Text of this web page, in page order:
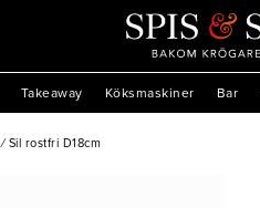
Takeaway Köksmaskiner Bar
/ Sil rostfri D18cm